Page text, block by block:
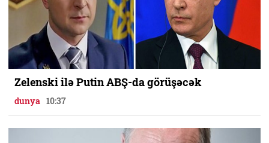
Zelenski ilə Putin ABŞ-da görüşəcək
dunya 10:37